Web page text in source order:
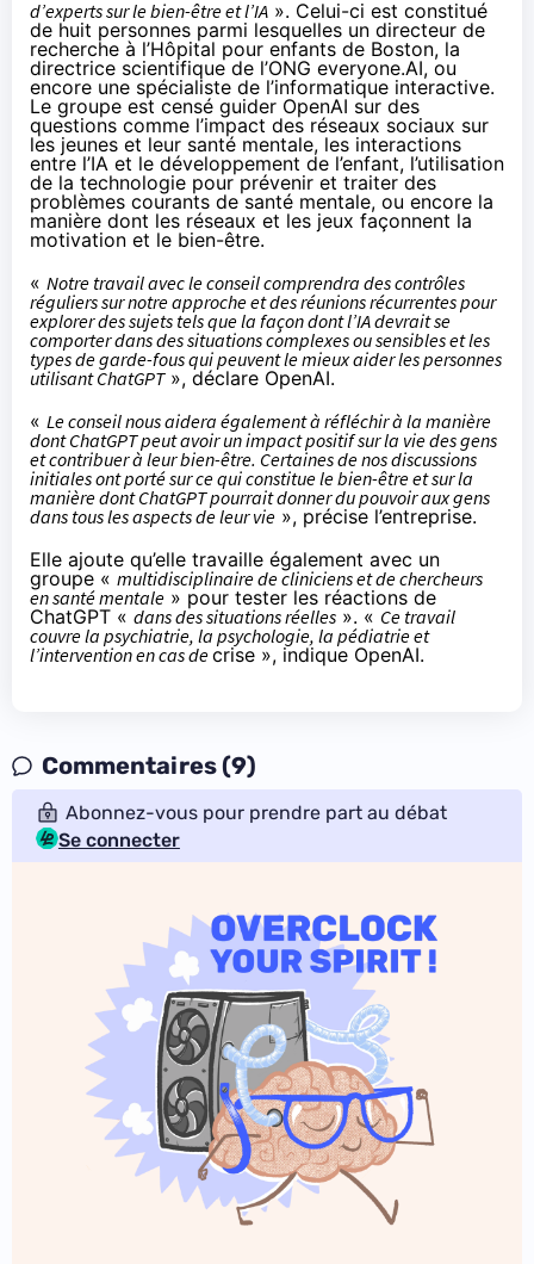
d’experts sur le bien-être et l’IA ». Celui-ci est constitué
de huit personnes parmi lesquelles un directeur de
recherche à l’Hôpital pour enfants de Boston, la
directrice scientifique de l’ONG everyone.AI, ou
encore une spécialiste de l’informatique interactive.
Le groupe est censé guider OpenAI sur des
questions comme l’impact des réseaux sociaux sur
les jeunes et leur santé mentale, les interactions
entre l’IA et le développement de l’enfant, l’utilisation
de la technologie pour prévenir et traiter des
problèmes courants de santé mentale, ou encore la
manière dont les réseaux et les jeux façonnent la
motivation et le bien-être.
« Notre travail avec le conseil comprendra des contrôles
réguliers sur notre approche et des réunions récurrentes pour
explorer des sujets tels que la façon dont l’IA devrait se
comporter dans des situations complexes ou sensibles et les
types de garde-fous qui peuvent le mieux aider les personnes
utilisant ChatGPT», déclare OpenAI.
« Le conseil nous aidera également à réfléchir à la manière
dont ChatGPT peut avoir un impact positif sur la vie des gens
et contribuer à leur bien-être. Certaines de nos discussions
initiales ont porté sur ce qui constitue le bien-être et sur la
manière dont ChatGPT pourrait donner du pouvoir aux gens
dans tous les aspects de leur vie », précise l’entreprise.
Elle ajoute qu’elle travaille également avec un
groupe « multidisciplinaire de cliniciens et de chercheurs
en santé mentale » pour tester les réactions de
ChatGPT « dans des situations réelles ». « Ce travail
couvre la psychiatrie, la psychologie, la pédiatrie et
l’intervention en cas decrise », indique OpenAI.
Commentaires (9)
Abonnez-vous pour prendre part au débat
Se connecter